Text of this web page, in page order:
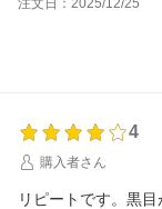
4
購入者さん
リピートです。黒